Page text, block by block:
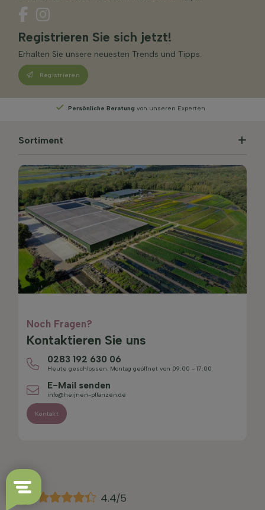
Registrieren Sie sich jetzt!
Erhalten Sie unsere neuesten Trends und Tipps.
Registrieren
Persönliche Beratung von unseren Experten
Sortiment
Noch Fragen?
Kontaktieren Sie uns
0283 192 630 06
Heute geschlossen. Montag geöffnet von 09:00 - 17:00
E-Mail senden
info@heijnen-pflanzen.de
Kontakt
4.4/5